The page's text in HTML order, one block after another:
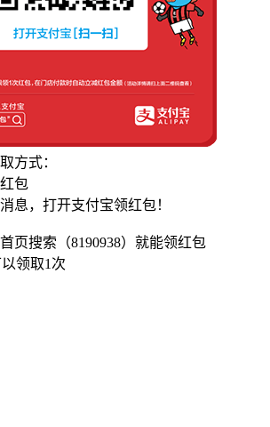
方式：
包
息，打开支付宝领红包！
页搜索（8190938）就能领红包
领取1次